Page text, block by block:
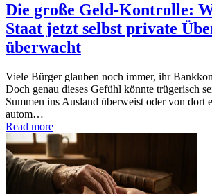
Die große Geld-Kontrolle:
Staat jetzt selbst private
überwacht
Viele Bürger glauben noch immer, ihr
Doch genau dieses Gefühl könnte trügerisch
Summen ins Ausland überweist oder von dort
autom…
Read more